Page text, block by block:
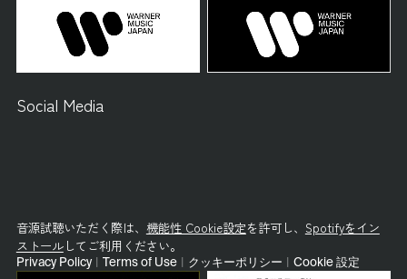
Social Media
音源試聴いただく際は、 機能性 Cookie設定を許可し、 Spotifyをイン
ストールしてご利用ください。
Privacy Policy Terms of Use クッキーポリシー Cookie 設定